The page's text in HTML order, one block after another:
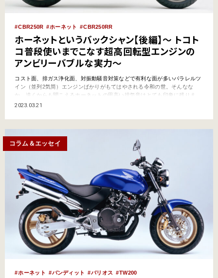
CBR250R ホーネット CBR250RR
ホーネットというバックシャン【後編】～ トコト
コ普段使いまでこなす超高回転型エンジンの
アンビリーバブルな実力～
コスト面、排ガス浄化面、対振動騒音対策などで有利な面が多いパラレルツ
イン（並列2気筒）エンジンばかりがもてはやされる令和の世。そんなな
か、遠くからも聞こえるホーネットの甲高い排気音はとても印象に残りま
す。周囲を一瞬で平成へと引き戻す珠玉の250㏄並列4気筒エンジンはいかに
ャン【中編】はコチラ 先行を許した…
2023.03.21
コラム＆エッセイ
ホーネット バンディット バリオス TW200